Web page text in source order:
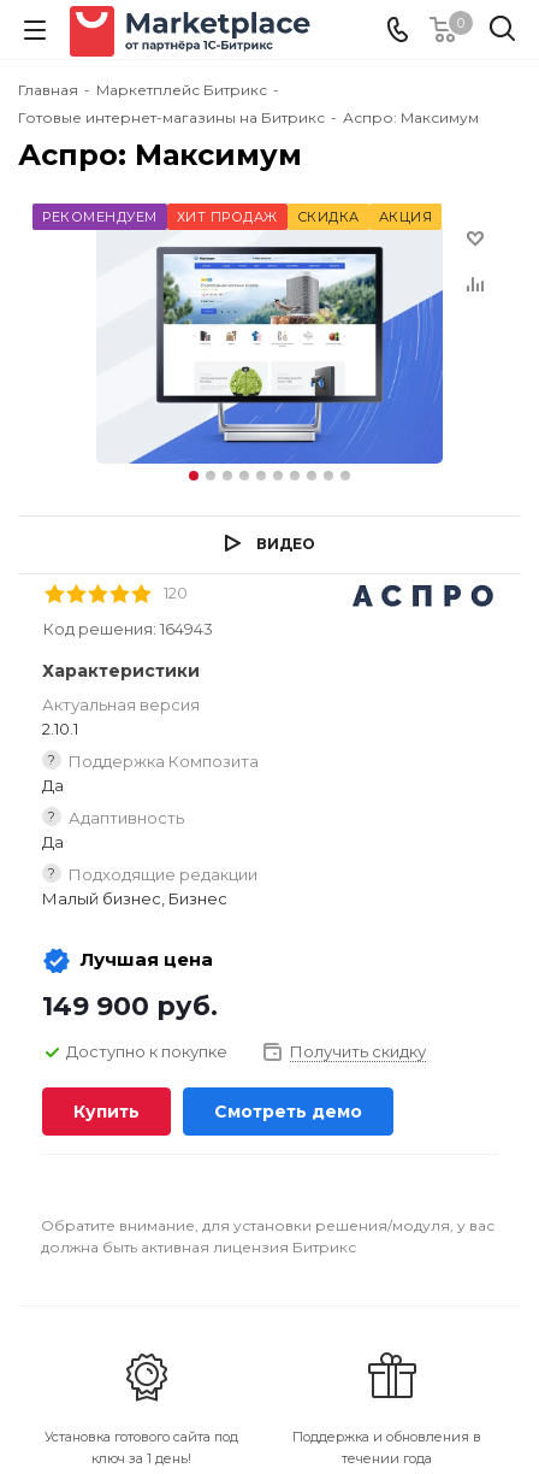
0
Главная - Маркетплейс Битрикс -
Готовые интернет-магазины на Битрикс - Аспро: Максимум
Аспро: Максимум
РЕКОМЕНДУЕМ ХИТ ПРОДАЖ СКИДКА АКЦИЯ
ВИДЕО
120
Код решения: 164943
Характеристики
Актуальная версия
2.10.1
?
Поддержка Композита
Да
?
Адаптивность
Да
?
Подходящие редакции
Малый бизнес, Бизнес
Лучшая цена
149 900 руб.
Доступно к покупке Получить скидку
Купить Смотреть демо
Обратите внимание, для установки решения/модуля, у вас
должна быть активная лицензия Битрикс
Установка готового сайта под
ключ за 1 день!
Поддержка и обновления в
течении года